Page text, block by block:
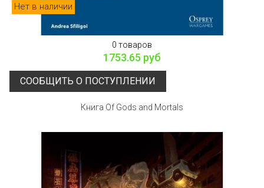
Нет в наличии
0 товаров
1753.65 руб
СООБЩИТЬ О ПОСТУПЛЕНИИ
Книга Of Gods and Mortals